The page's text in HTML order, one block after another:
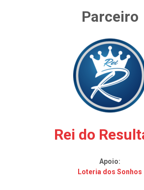
Parceiro
Rei do
Apoio:
Loteria dos Sonhos